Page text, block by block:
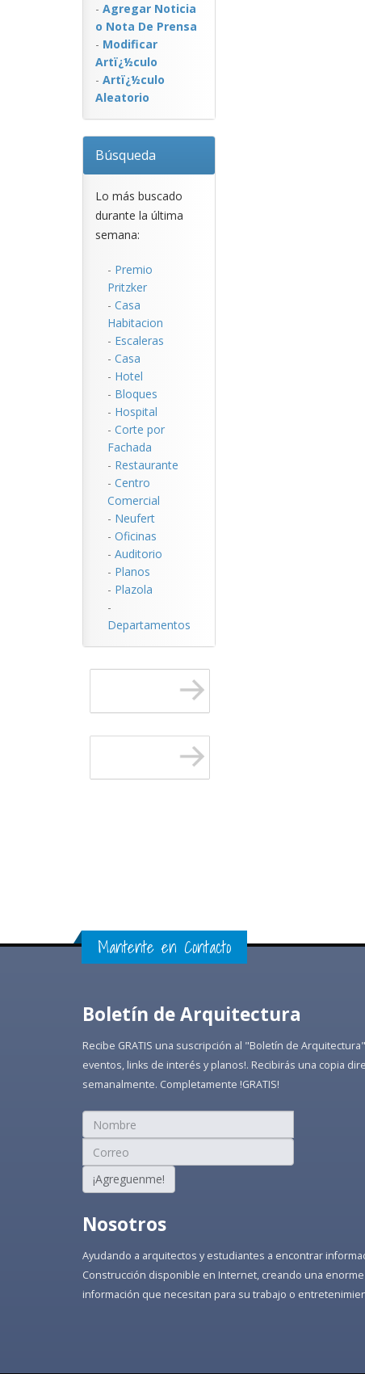
- Agregar Noticia
o Nota De Prensa
- Modificar
Artï¿½culo
- Artï¿½culo
Aleatorio
Búsqueda
Lo más buscado
durante la última
semana:
- Premio
Pritzker
- Casa
Habitacion
- Escaleras
- Casa
- Hotel
- Bloques
- Hospital
- Corte por
Fachada
- Restaurante
- Centro
Comercial
- Neufert
- Oficinas
- Auditorio
- Planos
- Plazola
-
Departamentos
Mantente en Contacto
Boletín de Arquitectura
Recibe GRATIS una suscripción al "Boletín de
eventos, links de interés y planos!. Recibirás una copia
semanalmente. Completamente !GRATIS!
¡Agreguenme!
Nosotros
Ayudando a arquitectos y estudiantes a encontrar
Construcción disponible en Internet, creando una
información que necesitan para su trabajo o